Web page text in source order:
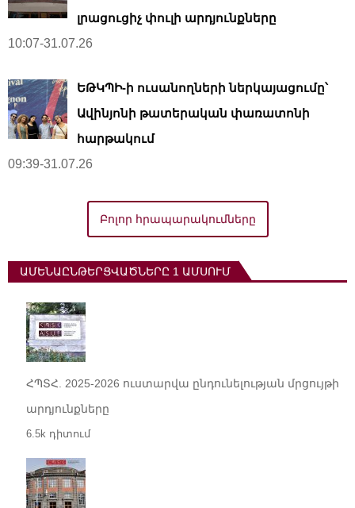
լրացուցիչ փուլի արդյունքները
10:07-31.07.26
ԵԹԿՊԻ-ի ուսանողների ներկայացումը՝
Ավինյոնի թատերական փառատոնի
հարթակում
09:39-31.07.26
Բոլոր հրապարակումները
ԱՄԵՆԱԸՆԹԵՐՑՎԱԾՆԵՐԸ 1 ԱՄՍՈՒՄ
ՀՊՏՀ. 2025-2026 ուստարվա ընդունելության մրցույթի
արդյունքները
6.5k դիտում